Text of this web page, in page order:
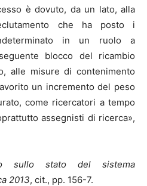
è dovuto, da un lato, alla
che ha posto i
in un ruolo a
blocco del ricambio
alle misure di contenimento
un incremento del peso
come ricercatori a tempo
assegnisti di ricerca»,
sullo stato del sistema
2013, cit., pp. 156-7.